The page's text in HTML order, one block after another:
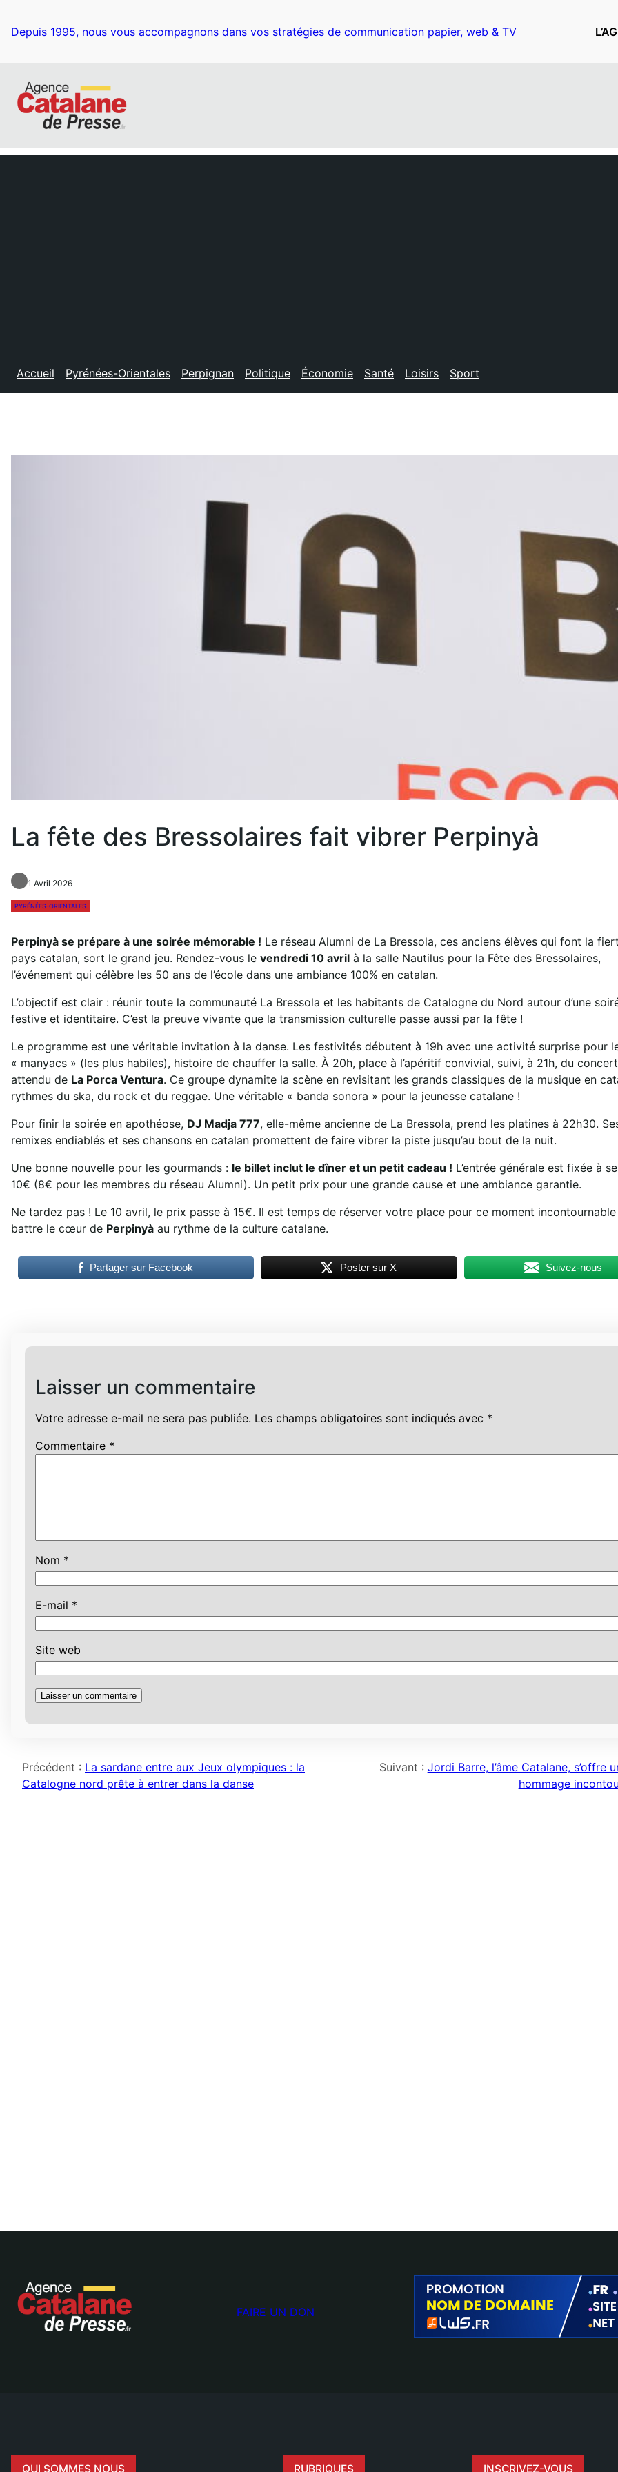
Depuis 1995, nous vous accompagnons dans vos stratégies de communication papier, web & TV
Accueil Pyrénées-Orientales Perpignan Politique Économie Santé Loisirs Sport
La fête des Bressolaires fait vibrer Perpinyà
1 Avril 2026
PYRÉNÉES-ORIENTALES
Perpinyà se prépare à une soirée mémorable ! Le réseau Alumni de La Bressola, ces anciens élèves qui font la
pays catalan, sort le grand jeu. Rendez-vous le vendredi 10 avril à la salle Nautilus pour la Fête des Bressolaires,
l’événement qui célèbre les 50 ans de l’école dans une ambiance 100% en catalan.
L’objectif est clair : réunir toute la communauté La Bressola et les habitants de Catalogne du Nord autour d’une
festive et identitaire. C’est la preuve vivante que la transmission culturelle passe aussi par la fête !
Le programme est une véritable invitation à la danse. Les festivités débutent à 19h avec une activité surprise pour
« manyacs » (les plus habiles), histoire de chauffer la salle. À 20h, place à l’apéritif convivial, suivi, à 21h, du
attendu de La Porca Ventura. Ce groupe dynamite la scène en revisitant les grands classiques de la musique en
rythmes du ska, du rock et du reggae. Une véritable « banda sonora » pour la jeunesse catalane !
Pour finir la soirée en apothéose, DJ Madja 777, elle-même ancienne de La Bressola, prend les platines à 22h30.
remixes endiablés et ses chansons en catalan promettent de faire vibrer la piste jusqu’au bout de la nuit.
Une bonne nouvelle pour les gourmands : le billet inclut le dîner et un petit cadeau ! L’entrée générale est fixée à
10€ (8€ pour les membres du réseau Alumni). Un petit prix pour une grande cause et une ambiance garantie.
Ne tardez pas ! Le 10 avril, le prix passe à 15€. Il est temps de réserver votre place pour ce moment
battre le cœur de Perpinyà au rythme de la culture catalane.
Partager sur Facebook Poster sur X Suivez-nous
Laisser un commentaire
Votre adresse e-mail ne sera pas publiée. Les champs obligatoires sont indiqués avec *
Commentaire *
Nom *
E-mail *
Site web
Précédent : La sardane entre aux Jeux olympiques : la
Catalogne nord prête à entrer dans la danse
Suivant : Jordi Barre, l’âme Catalane, s’offre
hommage
FAIRE UN DON
QUI SOMMES NOUS RUBRIQUES INSCRIVEZ-VOUS